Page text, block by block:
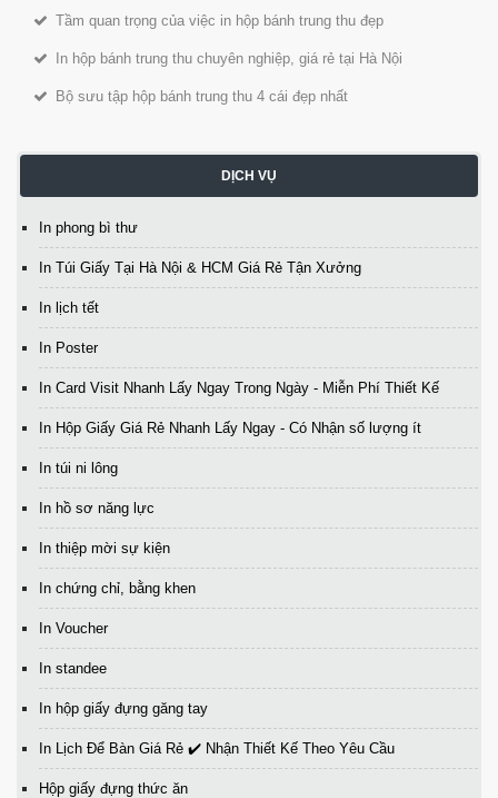
Tầm quan trọng của việc in hộp bánh trung thu đẹp
In hộp bánh trung thu chuyên nghiệp, giá rẻ tại Hà Nội
Bộ sưu tập hộp bánh trung thu 4 cái đẹp nhất
DỊCH VỤ
In phong bì thư
In Túi Giấy Tại Hà Nội & HCM Giá Rẻ Tận Xưởng
In lịch tết
In Poster
In Card Visit Nhanh Lấy Ngay Trong Ngày - Miễn Phí Thiết Kế
In Hộp Giấy Giá Rẻ Nhanh Lấy Ngay - Có Nhận số lượng ít
In túi ni lông
In hồ sơ năng lực
In thiệp mời sự kiện
In chứng chỉ, bằng khen
In Voucher
In standee
In hộp giấy đựng găng tay
In Lịch Để Bàn Giá Rẻ ✔️ Nhận Thiết Kế Theo Yêu Cầu
Hộp giấy đựng thức ăn